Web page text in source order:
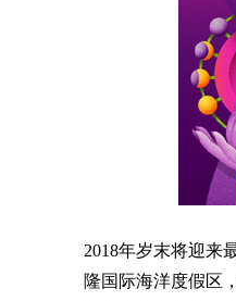
2018年岁末将迎来
隆国际海洋度假区